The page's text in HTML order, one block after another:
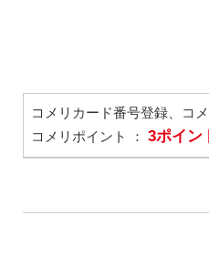
コメリカード番号登録、コ
コメリポイント ： 3ポイン